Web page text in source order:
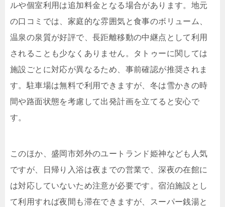
ルや個室利用は追加料金となる場合があります。地元
の口コミでは、家庭的な雰囲気と食事のボリューム、
温泉の泉質が好評で、長距離移動の中継点として利用
されることも少なくありません。タトゥーに関しては
施設ごとに対応が異なるため、事前確認が推奨されま
す。駐車場は無料で利用できますが、冬は雪かきの時
間や路面状態を考慮して出発計画を立てると安心で
す。
このほか、盛岡市郊外のユートランド姫神なども人気
ですが、日帰り入浴は夜までの営業で、深夜の在館に
は対応していないため注意が必要です。宿泊施設とし
て利用すれば夜間も滞在できますが、スーパー銭湯と